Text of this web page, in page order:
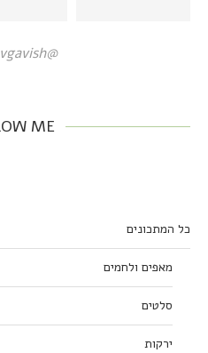
@meiravgavish
ME
כל המתכונים
מאפים ולחמים
סלטים
ירקות